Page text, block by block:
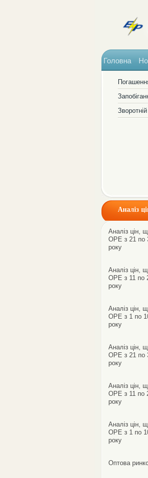
Головна
Аналіз
Аналіз цін,
ОРЕ з 21 по
року
Аналіз цін,
ОРЕ з 11 по
року
Аналіз цін,
ОРЕ з 1 по
року
Аналіз цін,
ОРЕ з 21 по
року
Аналіз цін,
ОРЕ з 11 по
року
Аналіз цін,
ОРЕ з 1 по
року
Оптова